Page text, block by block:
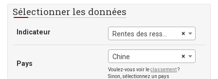
Sélectionner les données
Indicateur ×
Rentes des ressources naturelles
Pays
×
Chine
Voulez-vous voir leclassement?
Sinon, sélectionnez un pays